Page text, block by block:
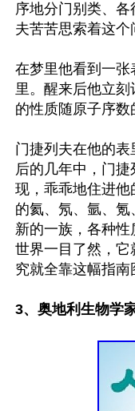
序地分门别类、各
夫苦苦思索着这个
在梦里他看到一
里。醒来后他立
的性质随原子序数
门捷列夫在他的
后的几年中，门
现，乖乖地住进
的氦、氖、氩、
新的一族，各种
世界一目了然，
究就全靠这幅指南
3、奥地利生物学